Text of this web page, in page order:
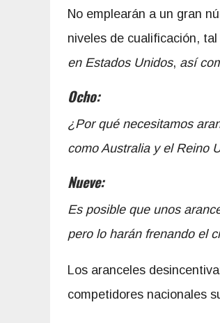
No emplearán a un gran
niveles de cualificación,
en Estados Unidos, así
Ocho:
¿Por qué necesitamos
como Australia y el Reino
Nueve:
Es posible que unos
pero lo harán frenando el
Los aranceles
competidores nacionales